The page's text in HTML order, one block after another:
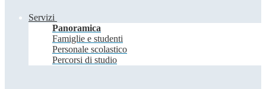
Servizi
Panoramica
Famiglie e studenti
Personale scolastico
Percorsi di studio